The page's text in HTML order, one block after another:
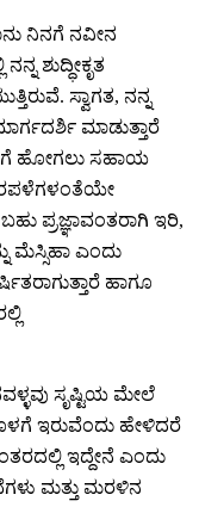
ನಿನಗೆ ನವೀನ
ಶುದ್ಧೀಕೃತ
ಸ್ವಾಗತ, ನನ್ನ
ಮಾಡುತ್ತಾರೆ
ಹೋಗಲು ಸಹಾಯ
ಪ್ರಜ್ಞಾವಂತರಾಗಿ ಇರಿ,
ಮೆಸ್ಸಿಹಾ ಎಂದು
ಹಾಗೂ
ಸೃಷ್ಟಿಯ ಮೇಲೆ
ಇರುವೆಂದು ಹೇಳಿದರೆ
ಇದ್ದೇನೆ ಎಂದು
ಮತ್ತು ಮರಳಿನ